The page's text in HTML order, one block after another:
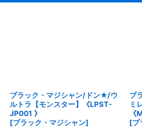
ブラック・マジシャン/ドン★/ウ
ルトラ【モンスター】《LPST-
JP001 》
[ブラック・マジシャン]
ブ
ミ
《
[ブ